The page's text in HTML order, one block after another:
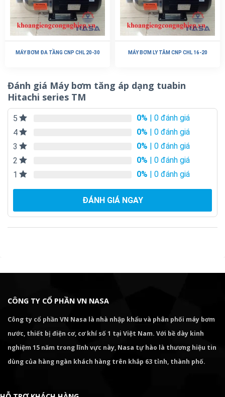
MÁY BƠM ĐA TẦNG CNP CHL 20-30 MÁY BƠM LY TÂM CNP CHL 16-20
Đánh giá Máy bơm tăng áp dạng tuabin
Hitachi series TM
5 0% | 0 đánh giá
4
0% | 0 đánh giá
3
0% | 0 đánh giá
2
0% | 0 đánh giá
1
0% | 0 đánh giá
ĐÁNH GIÁ NGAY
CÔNG TY CỔ PHẦN VN NASA
Công ty cổ phần VN Nasa là nhà nhập khẩu và phân phối máy bơm
nước, thiết bị điện cơ, cơ khí số 1 tại Việt Nam. Với bề dày kinh
nghiệm 15 năm trong lĩnh vực này, Nasa tự hào là thương hiệu tin
dùng của hàng ngàn khách hàng trên khắp 63 tỉnh, thành phố.